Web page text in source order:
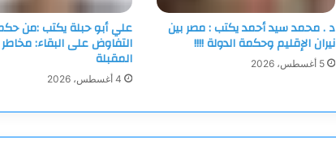
د . محمد سيد أحمد يكتب : مصر بين
نيران الإقليم وحكمة الدولة !!!!
5 أغسطس، 2026
علي أبو حبلة يكتب :من
التفاوض على البقاء: مخاطر
المقبلة
4 أغسطس، 2026